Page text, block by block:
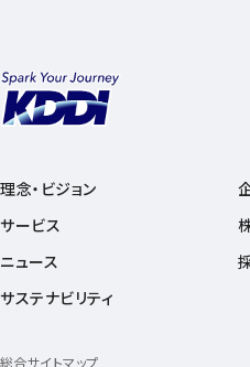
理念・ビジョン
サービス
ニュース
サステナビリティ
総合サイトマップ